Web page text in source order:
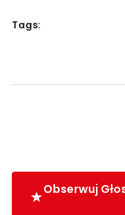
Tags:
Obserwuj